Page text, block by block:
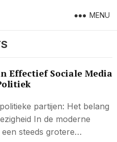
MENU
Effectief Sociale Media
partijen: Het belang
In de moderne
een steeds grotere…